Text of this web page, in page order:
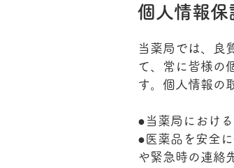
個人情報保
当薬局では、良
て、常に皆様の
す。個人情報の
●当薬局におけ
●医薬品を安全
や緊急時の連絡